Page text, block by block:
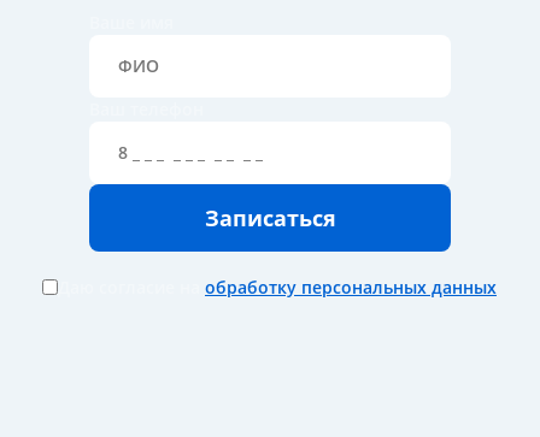
обработку персональных данных